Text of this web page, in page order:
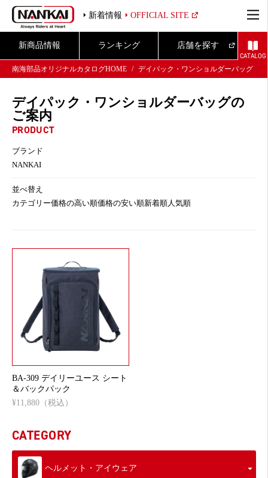
新着情報 OFFICIAL SITE
新商品情報 ランキング 店舗を探す
CATALOG
南海部品オリジナルカタログHOME
デイパック・ワンショルダーバッグ
デイパック・ワンショルダーバッグの
ご案内
PRODUCT
ブランド
NANKAI
並べ替え
カテゴリー価格の高い順価格の安い順新着順人気順
BA-309 デイリーユース シート
＆バックパック
¥11,880（税込）
CATEGORY
ヘルメット・アイウェア